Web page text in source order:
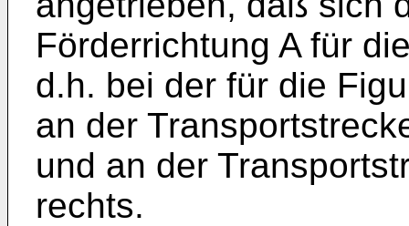
Förderrichtung A für
d.h. bei der für die
an der
und an der
rechts.